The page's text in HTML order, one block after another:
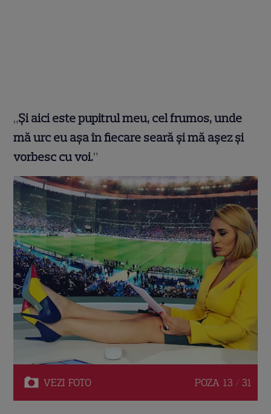
„Și aici este pupitrul meu, cel frumos, unde
mă urc eu așa în fiecare seară și mă așez și
vorbesc cu voi.”
VEZI FOTO POZA 13 / 31